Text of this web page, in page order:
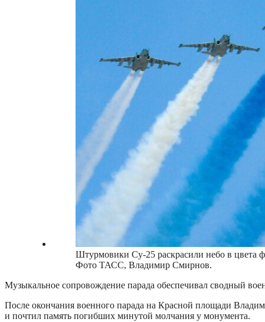
Штурмовики Су-25 раскрасили небо в цвета
Фото ТАСС, Владимир Смирнов.
Музыкальное сопровождение парада обеспечивал сводный
После окончания военного парада на Красной площади
и почтил память погибших минутой молчания у монумента.